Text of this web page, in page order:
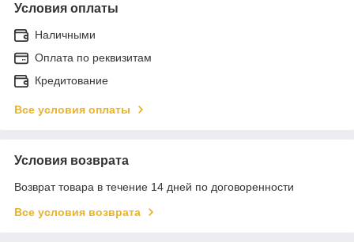
Условия оплаты
Наличными
Оплата по реквизитам
Кредитование
Все условия оплаты
Условия возврата
Возврат товара в течение 14 дней по договоренности
Все условия возврата